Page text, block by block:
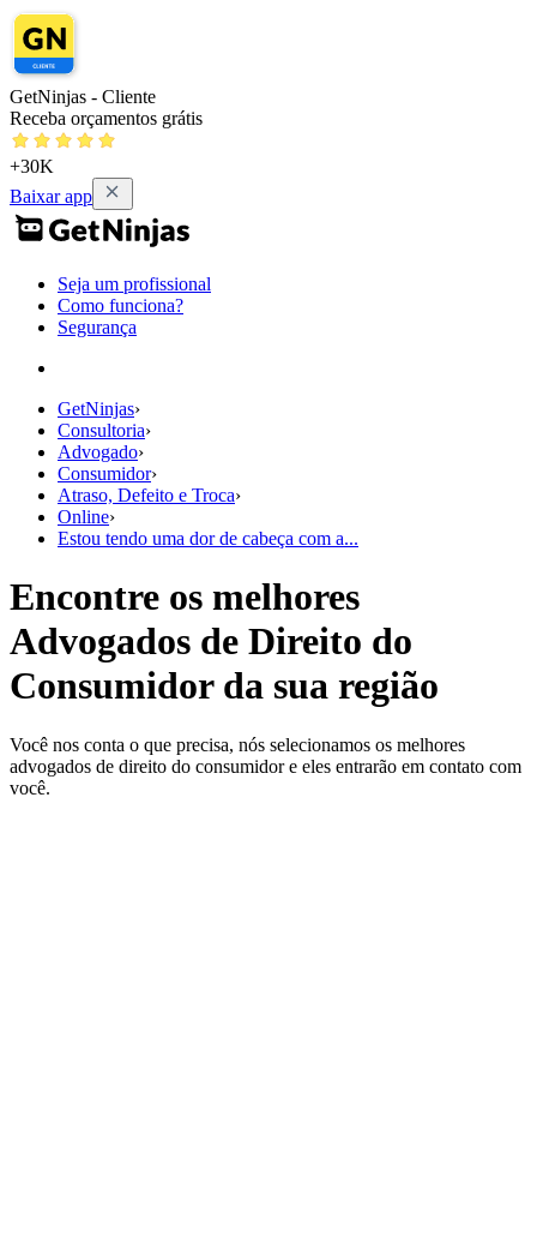
GetNinjas - Cliente
Receba orçamentos grátis
+30K
Baixar app
Seja um profissional
Como funciona?
Segurança
GetNinjas›
Consultoria›
Advogado›
Consumidor›
Atraso, Defeito e Troca›
Online›
Estou tendo uma dor de cabeça com a...
Encontre os melhores
Advogados de Direito do
Consumidor da sua região
Você nos conta o que precisa, nós selecionamos os melhores
advogados de direito do consumidor e eles entrarão em contato com
você.